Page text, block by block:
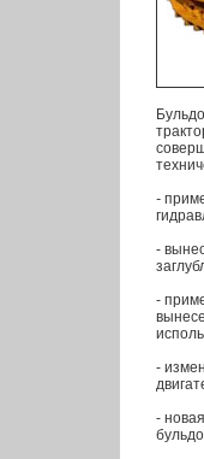
-
-
-
-
-